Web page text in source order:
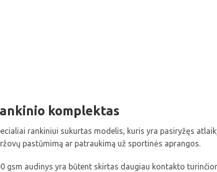
komplektas
rankiniui sukurtas modelis, kuris yra pasiryžęs
pastūmimą ar patraukimą už sportinės aprangos.
gsm audinys yra būtent skirtas daugiau kontakto